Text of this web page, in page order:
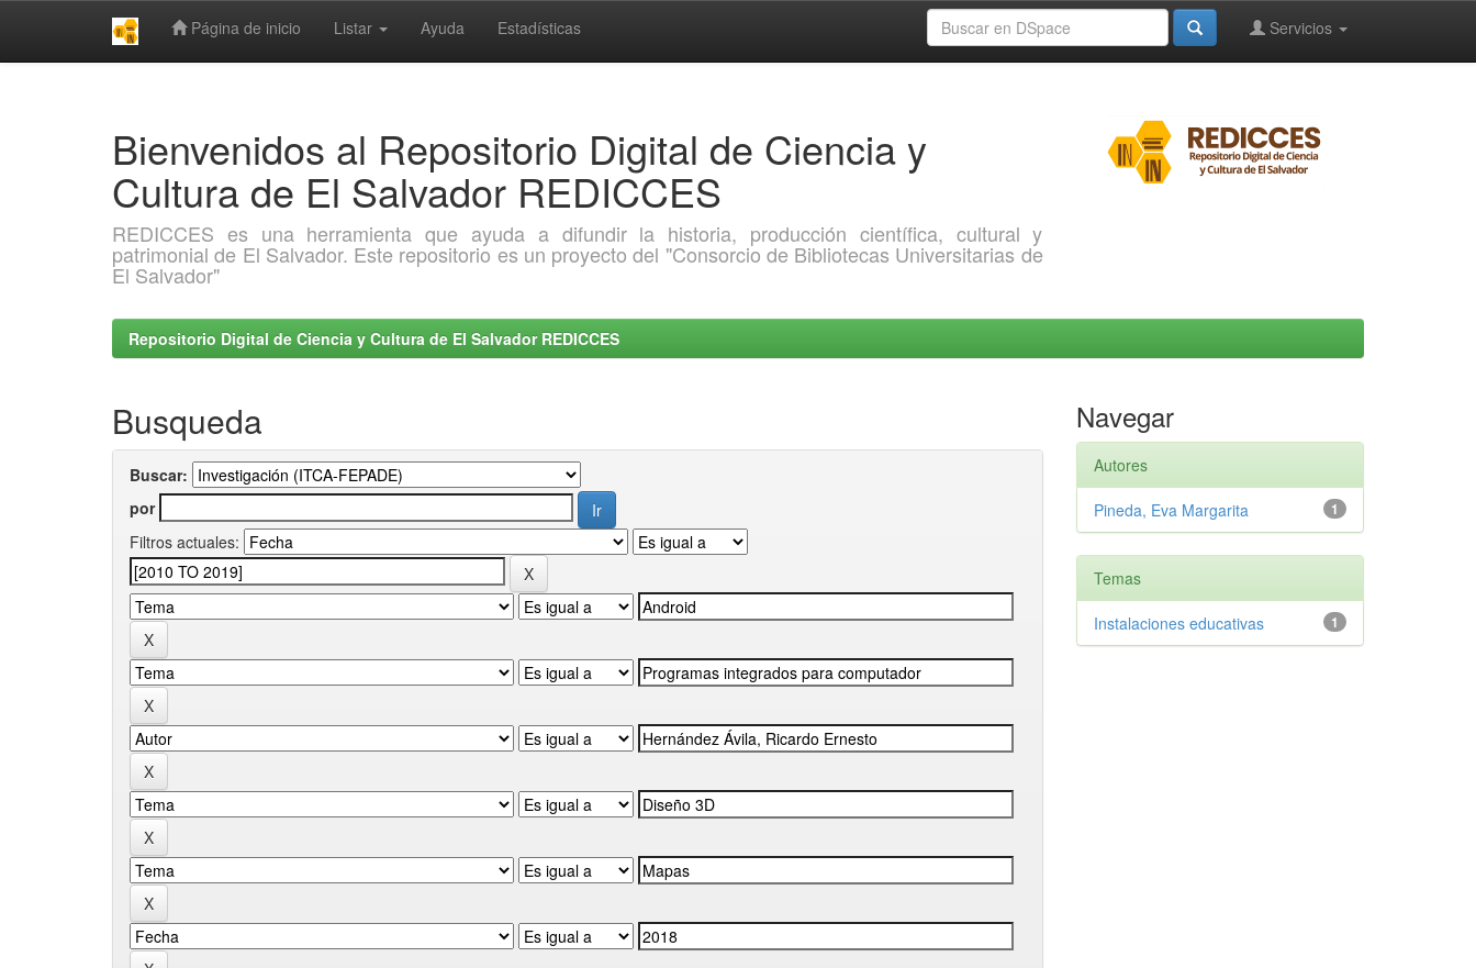
Página de inicio Listar Ayuda Estadísticas Servicios
Bienvenidos al Repositorio Digital de Ciencia y
Cultura de El Salvador REDICCES
REDICCES es una herramienta que ayuda a difundir la historia, producción científica, cultural y
patrimonial de El Salvador. Este repositorio es un proyecto del "Consorcio de Bibliotecas Universitarias de
El Salvador"
Repositorio Digital de Ciencia y Cultura de El Salvador REDICCES
Busqueda
Buscar:
por
Filtros actuales:
Navegar
Autores
1
Pineda, Eva Margarita
Temas
1
Instalaciones educativas